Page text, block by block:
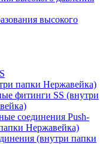
высокого
папки Нержавейка)
фитинги SS (внутри
соединения Push-
Нержавейка)
(внутри папки